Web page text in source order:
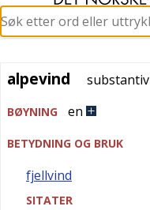
alpevind
alpevind substantiv
BØYNING en
BETYDNING OG BRUK
fjellvind
SITATER